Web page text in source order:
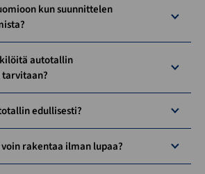
kun suunnittelen
autotallin
edullisesti?
rakentaa ilman lupaa?